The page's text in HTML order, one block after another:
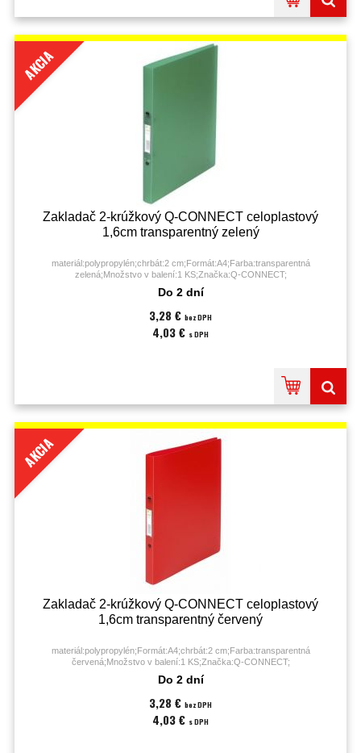
AKCIA
Zakladač 2-krúžkový Q-CONNECT celoplastový
1,6cm transparentný zelený
materiál:polypropylén;chrbát:2 cm;Formát:A4;Farba:transparentná
zelená;Množstvo v balení:1 KS;Značka:Q-CONNECT;
Do 2 dní
3,28 € bez DPH
4,03 € s DPH
AKCIA
Zakladač 2-krúžkový Q-CONNECT celoplastový
1,6cm transparentný červený
materiál:polypropylén;Formát:A4;chrbát:2 cm;Farba:transparentná
červená;Množstvo v balení:1 KS;Značka:Q-CONNECT;
Do 2 dní
3,28 € bez DPH
4,03 € s DPH